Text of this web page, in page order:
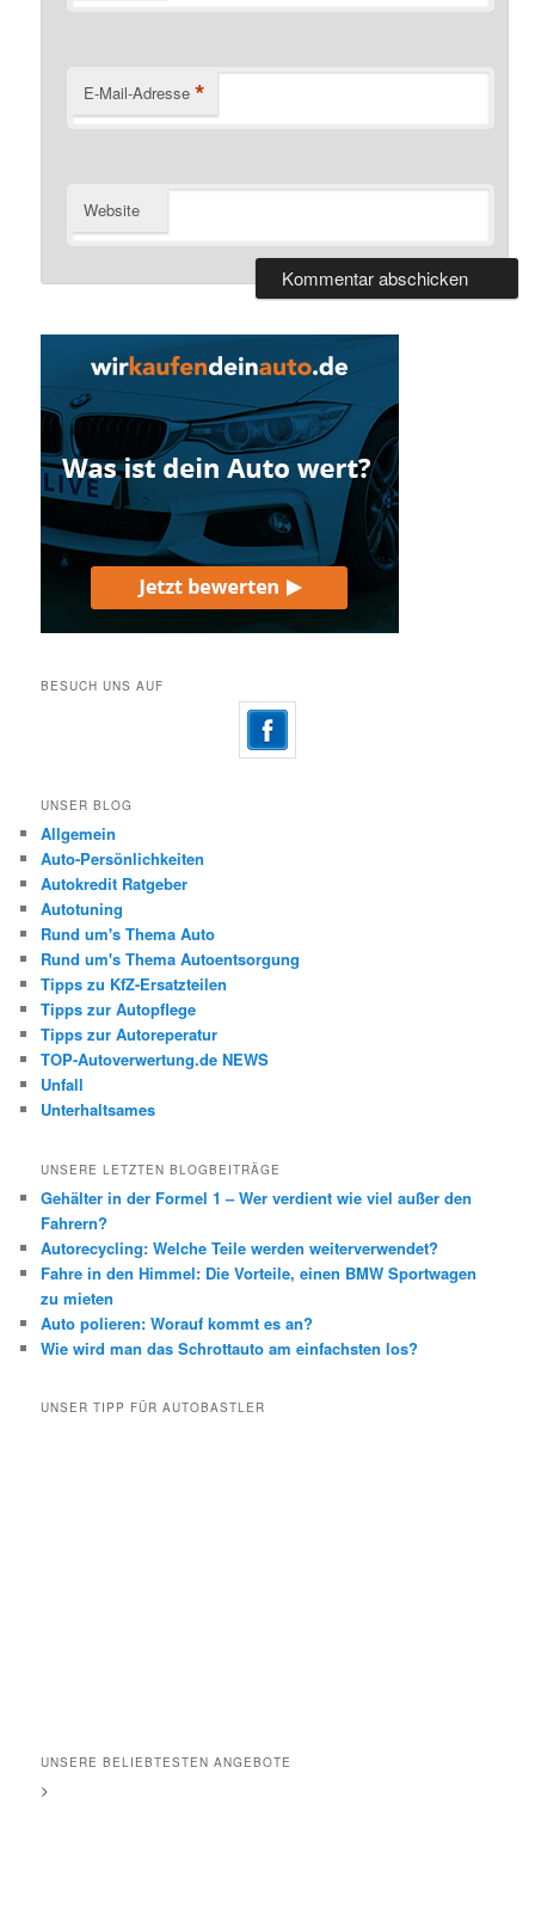
E-Mail-Adresse *
Website
BESUCH UNS AUF
UNSER BLOG
Allgemein
Auto-Persönlichkeiten
Autokredit Ratgeber
Autotuning
Rund um's Thema Auto
Rund um's Thema Autoentsorgung
Tipps zu KfZ-Ersatzteilen
Tipps zur Autopflege
Tipps zur Autoreperatur
TOP-Autoverwertung.de NEWS
Unfall
Unterhaltsames
UNSERE LETZTEN BLOGBEITRÄGE
Gehälter in der Formel 1 – Wer verdient wie viel außer den
Fahrern?
Autorecycling: Welche Teile werden weiterverwendet?
Fahre in den Himmel: Die Vorteile, einen BMW Sportwagen
zu mieten
Auto polieren: Worauf kommt es an?
Wie wird man das Schrottauto am einfachsten los?
UNSER TIPP FÜR AUTOBASTLER
UNSERE BELIEBTESTEN ANGEBOTE
>